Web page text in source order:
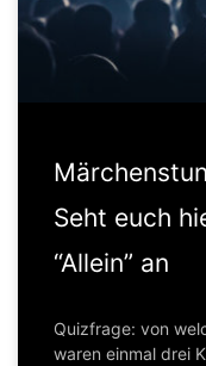
Seht euch
“Allein” an
Quizfrage: von
waren einmal drei